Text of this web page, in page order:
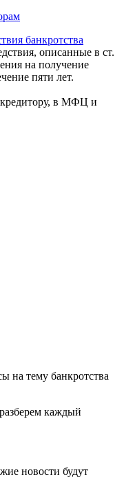
банкротства
описанные в ст.
на получение
пяти лет.
кредитору, в МФЦ и
на тему банкротства
каждый
новости будут